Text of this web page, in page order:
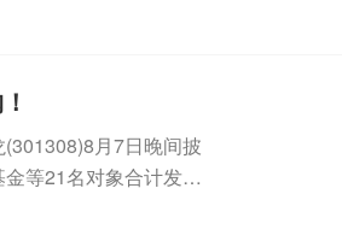
月7日晚间披
等21名对象合计发行